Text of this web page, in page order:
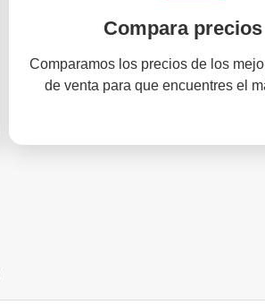
Compara precios
Comparamos los precios de los
de venta para que encuentres el